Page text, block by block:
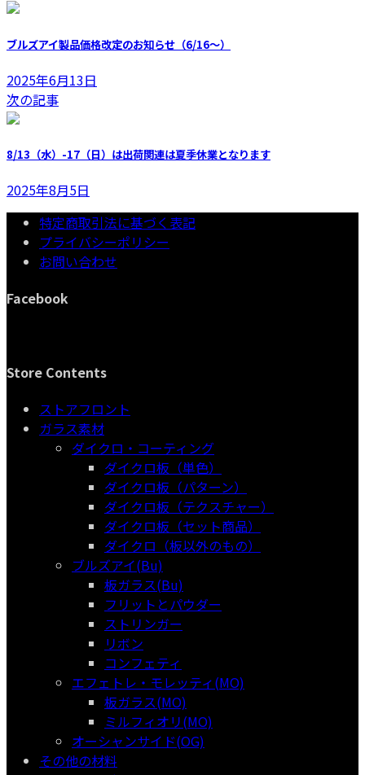
ブルズアイ製品価格改定のお知らせ（6/16～）
2025年6月13日
次の記事
8/13（水）-17（日）は出荷関連は夏季休業となります
2025年8月5日
特定商取引法に基づく表記
プライバシーポリシー
お問い合わせ
Facebook
Store Contents
ストアフロント
ガラス素材
ダイクロ・コーティング
ダイクロ板（単色）
ダイクロ板（パターン）
ダイクロ板（テクスチャー）
ダイクロ板（セット商品）
ダイクロ（板以外のもの）
ブルズアイ(Bu)
板ガラス(Bu)
フリットとパウダー
ストリンガー
リボン
コンフェティ
エフェトレ・モレッティ(MO)
板ガラス(MO)
ミルフィオリ(MO)
オーシャンサイド(OG)
その他の材料